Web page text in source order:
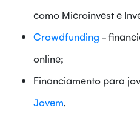
como Microinvest e
Crowdfunding -
online;
Financiamento para
Jovem.